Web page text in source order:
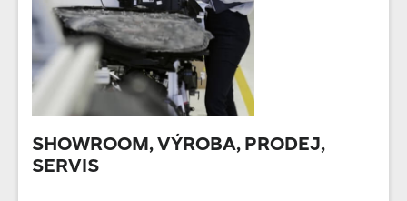
SHOWROOM, VÝROBA, PRODEJ,
SERVIS